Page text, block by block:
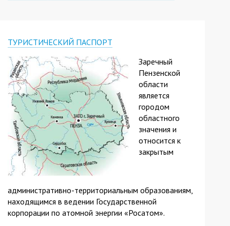
ТУРИСТИЧЕСКИЙ ПАСПОРТ
Заречный
Пензенской
области
является
городом
областного
значения и
относится к
закрытым
административно-территориальным образованиям,
находящимся в ведении Государственной
корпорации по атомной энергии «Росатом».